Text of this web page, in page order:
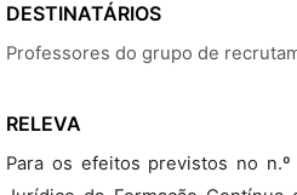
DESTINATÁRIOS
Professores do grupo de
RELEVA
Para os efeitos previstos no